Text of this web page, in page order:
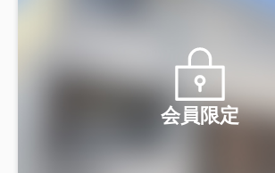
会員限定